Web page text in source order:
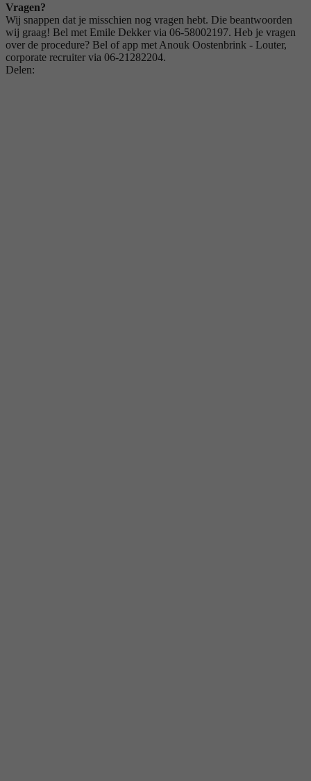
Vragen?
Wij snappen dat je misschien nog vragen hebt. Die beantwoorden
wij graag! Bel met Emile Dekker via 06-58002197. Heb je vragen
over de procedure? Bel of app met Anouk Oostenbrink - Louter,
corporate recruiter via 06-21282204.
Delen: